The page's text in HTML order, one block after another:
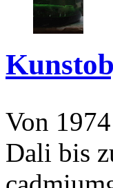
Von
Dali bis